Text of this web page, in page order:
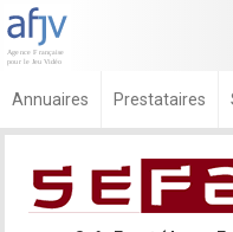
Annuaires Prestataires